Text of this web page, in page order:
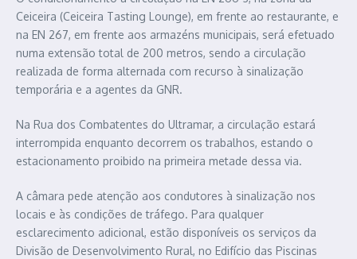
Ceiceira (Ceiceira Tasting Lounge), em frente ao restaurante, e
na EN 267, em frente aos armazéns municipais, será efetuado
numa extensão total de 200 metros, sendo a circulação
realizada de forma alternada com recurso à sinalização
temporária e a agentes da GNR.
Na Rua dos Combatentes do Ultramar, a circulação estará
interrompida enquanto decorrem os trabalhos, estando o
estacionamento proibido na primeira metade dessa via.
A câmara pede atenção aos condutores à sinalização nos
locais e às condições de tráfego. Para qualquer
esclarecimento adicional, estão disponíveis os serviços da
Divisão de Desenvolvimento Rural, no Edifício das Piscinas